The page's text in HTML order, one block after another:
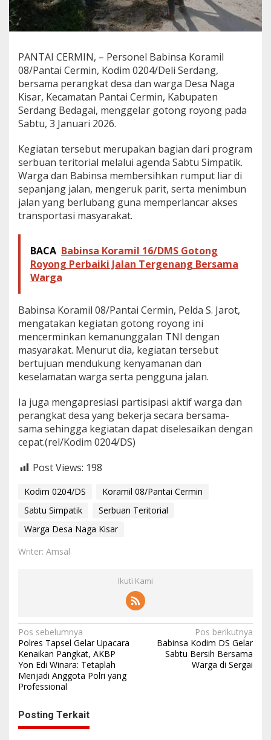
t
o
n
y
o
n
g
B
e
s
a
m
W
a
r
N
a
g
s
a
r
PANTAI CERMIN, – Personel Babinsa Koramil
08/Pantai Cermin, Kodim 0204/Deli Serdang,
bersama perangkat desa dan warga Desa Naga
Kisar, Kecamatan Pantai Cermin, Kabupaten
Serdang Bedagai, menggelar gotong royong pada
Sabtu, 3 Januari 2026.
Kegiatan tersebut merupakan bagian dari program
serbuan teritorial melalui agenda Sabtu Simpatik.
Warga dan Babinsa membersihkan rumput liar di
sepanjang jalan, mengeruk parit, serta menimbun
jalan yang berlubang guna memperlancar akses
transportasi masyarakat.
BACA Babinsa Koramil 16/DMS Gotong
Royong Perbaiki Jalan Tergenang Bersama
Warga
Babinsa Koramil 08/Pantai Cermin, Pelda S. Jarot,
mengatakan kegiatan gotong royong ini
mencerminkan kemanunggalan TNI dengan
masyarakat. Menurut dia, kegiatan tersebut
bertujuan mendukung kenyamanan dan
keselamatan warga serta pengguna jalan.
Ia juga mengapresiasi partisipasi aktif warga dan
perangkat desa yang bekerja secara bersama-
sama sehingga kegiatan dapat diselesaikan dengan
cepat.(rel/Kodim 0204/DS)
Post Views: 198
Kodim 0204/DS
Koramil 08/Pantai Cermin
Sabtu Simpatik
Serbuan Teritorial
Warga Desa Naga Kisar
Writer: Amsal
Ikuti Kami
N
a
v
i
a
Pos sebelumnya
Polres Tapsel Gelar Upacara
Kenaikan Pangkat, AKBP
Yon Edi Winara: Tetaplah
Menjadi Anggota Polri yang
Professional
Pos berikutnya
Babinsa Kodim DS Gelar
Sabtu Bersih Bersama
Warga di Sergai
Posting Terkait